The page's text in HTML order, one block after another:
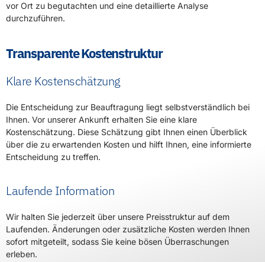
vor Ort zu begutachten und eine detaillierte Analyse
durchzuführen.
Transparente Kostenstruktur
Klare Kostenschätzung
Die Entscheidung zur Beauftragung liegt selbstverständlich bei
Ihnen. Vor unserer Ankunft erhalten Sie eine klare
Kostenschätzung. Diese Schätzung gibt Ihnen einen Überblick
über die zu erwartenden Kosten und hilft Ihnen, eine informierte
Entscheidung zu treffen.
Laufende Information
Wir halten Sie jederzeit über unsere Preisstruktur auf dem
Laufenden. Änderungen oder zusätzliche Kosten werden Ihnen
sofort mitgeteilt, sodass Sie keine bösen Überraschungen
erleben.